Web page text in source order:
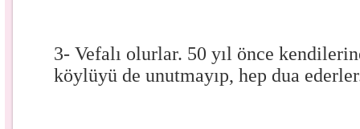
3- Vefalı olurlar. 50 yıl önce
köylüyü de unutmayıp, hep dua